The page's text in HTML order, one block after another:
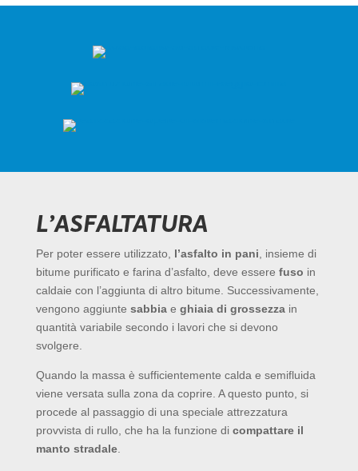
L’ASFALTATURA
Per poter essere utilizzato, l’asfalto in pani, insieme di
bitume purificato e farina d’asfalto, deve essere fuso in
caldaie con l’aggiunta di altro bitume. Successivamente,
vengono aggiunte sabbiae ghiaia di grossezzain
quantità variabile secondo i lavori che si devono
svolgere.
Quando la massa è sufficientemente calda e semifluida
viene versata sulla zona da coprire. A questo punto, si
procede al passaggio di una speciale attrezzatura
provvista di rullo, che ha la funzione di compattare il
manto stradale.